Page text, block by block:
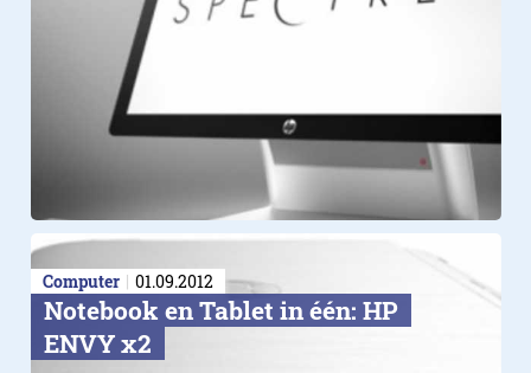
Computer 01.09.2012
Notebook en Tablet in één: HP
ENVY x2